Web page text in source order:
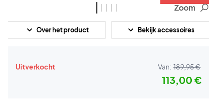
Zoom
Over het product Bekijk accessoires
Uitverkocht Van: 189,95 €
113,00 €